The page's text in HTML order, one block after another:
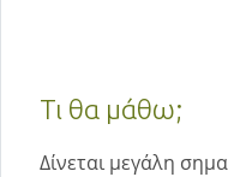
Τι θα μάθω;
Δίνεται μεγάλη